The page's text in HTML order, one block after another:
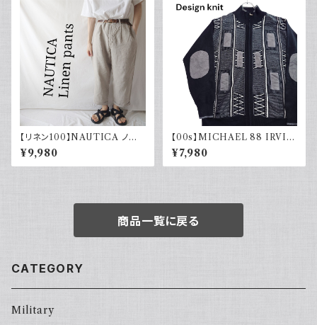
【リネン100】NAUTICA ノー
ティカ ツータックパンツ スラック
ス 古着 ワイドパンツ
¥9,980
【00s】MICHAEL 88 IRVIN
デザインニット ジップアップ エ
ルボーパッチ 古着 レトロ モード
アクリル
¥7,980
商品一覧に戻る
CATEGORY
Military